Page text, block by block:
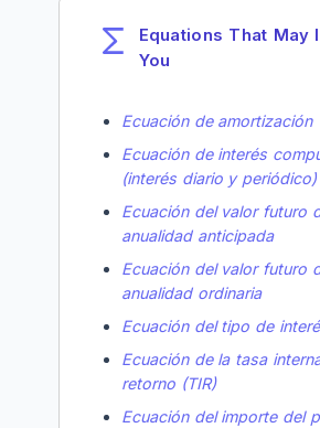
Equations That May
You
Ecuación de amortización
Ecuación de interés
(interés diario y periódico)
Ecuación del valor futuro
anualidad anticipada
Ecuación del valor futuro
anualidad ordinaria
Ecuación del tipo de
Ecuación de la tasa
retorno (TIR)
Ecuación del importe del